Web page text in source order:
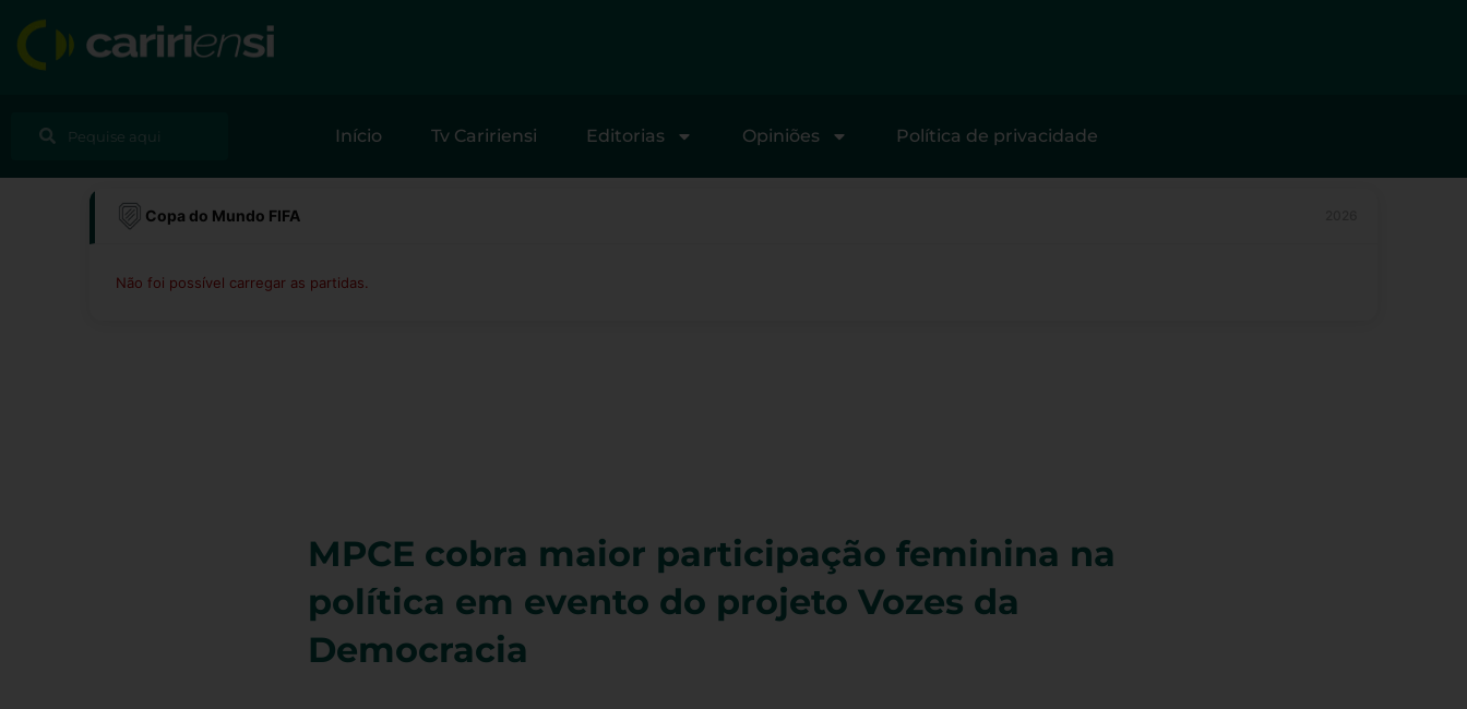
para
Pesquisar
Início Tv Caririensi Editorias Opiniões Política de privacidade
Copa do Mundo FIFA
Não foi possível carregar as partidas.
MPCE cobra maior participação feminina na
política em evento do projeto Vozes da
Democracia